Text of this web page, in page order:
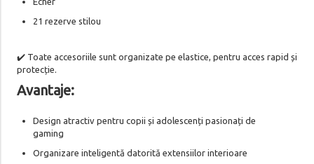
21 rezerve stilou
✔️ Toate accesoriile sunt organizate pe elastice, pentru acces rapid și
protecție.
Avantaje:
Design atractiv pentru copii și adolescenți pasionați de
gaming
Organizare inteligentă datorită extensiilor interioare